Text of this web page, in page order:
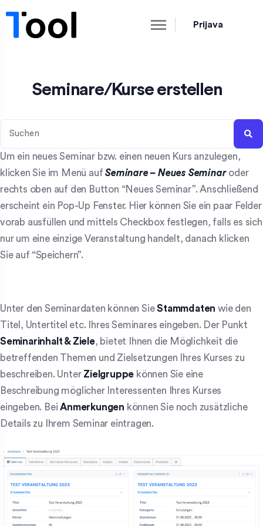
Prijava
Seminare/Kurse erstellen
Um ein neues Seminar bzw. einen neuen Kurs anzulegen,
klicken Sie im Menü aufSeminare – Neues Seminaroder
rechts oben auf den Button “Neues Seminar”. Anschließend
erscheint ein Pop-Up Fenster. Hier können Sie ein paar Felder
vorab ausfüllen und mittels Checkbox festlegen, falls es sich
nur um eine einzige Veranstaltung handelt, danach klicken
Sie auf “Speichern”.
Unter den Seminardaten können SieStammdaten wie den
Titel, Untertitel etc. Ihres Seminares eingeben. Der Punkt
Seminarinhalt & Ziele, bietet Ihnen die Möglichkeit die
betreffenden Themen und Zielsetzungen Ihres Kurses zu
beschreiben. Unter Zielgruppe können Sie eine
Beschreibung möglicher Interessenten Ihres Kurses
eingeben. BeiAnmerkungen können Sie noch zusätzliche
Details zu Ihrem Seminar eintragen.